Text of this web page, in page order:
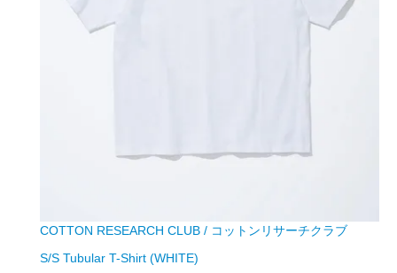
COTTON RESEARCH CLUB / コットンリサーチクラブ
S/S Tubular T-Shirt (WHITE)